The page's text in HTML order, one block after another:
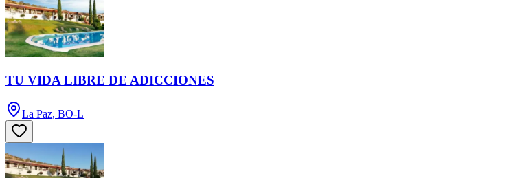
TU VIDA LIBRE DE ADICCIONES
La Paz, BO-L